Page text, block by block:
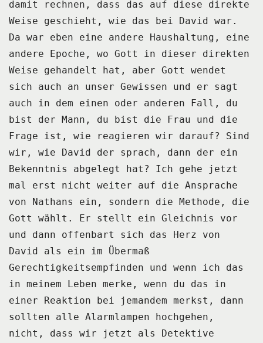
damit rechnen, dass das auf diese direkte
Weise geschieht, wie das
bei David war.
Da war eben eine andere Haushaltung, eine
andere Epoche, wo Gott in dieser direkten
Weise gehandelt hat, aber Gott wendet
sich auch an unser Gewissen und er sagt
auch in
dem einen oder anderen Fall, du
bist der Mann, du bist die Frau und die
Frage ist, wie reagieren wir darauf?
Sind
wir, wie David der sprach, dann der ein
Bekenntnis abgelegt hat?
Ich gehe jetzt
mal erst nicht weiter auf die Ansprache
von Nathans ein, sondern die Methode, die
Gott wählt.
Er stellt ein Gleichnis vor
und dann offenbart sich das Herz von
David als ein im Übermaß
Gerechtigkeitsempfinden und wenn ich das
in meinem Leben merke, wenn du das in
einer
Reaktion bei jemandem merkst, dann
sollten alle Alarmlampen hochgehen,
nicht, dass wir
jetzt als Detektive